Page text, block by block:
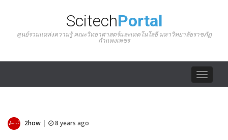
ScitechPortal
ศูนย์รวมแหล่งความรู้ คณะวิทยาศาสตร์และเทคโนโลยี มหาวิทยาลัยราชภัฏ
กำแพงเพชร
Toggle
2how 8 years ago